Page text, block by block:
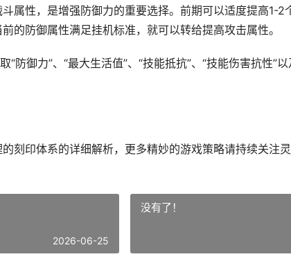
属性，是增强防御力的重要选择。前期可以适度提高1-2
的防御属性满足挂机标准，就可以转给提高攻击属性。
“防御力”、“最大生活值”、“技能抵抗”、“技能伤害抗性”
刻印体系的详细解析，更多精妙的游戏策略请持续关注灵
2026-06-25
没有了！